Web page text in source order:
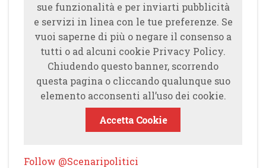
sue funzionalità e per inviarti pubblicità
e servizi in linea con le tue preferenze. Se
vuoi saperne di più o negare il consenso a
tutti o ad alcuni cookie Privacy Policy.
Chiudendo questo banner, scorrendo
questa pagina o cliccando qualunque suo
elemento acconsenti all’uso dei cookie.
Accetta Cookie
Follow @Scenaripolitici